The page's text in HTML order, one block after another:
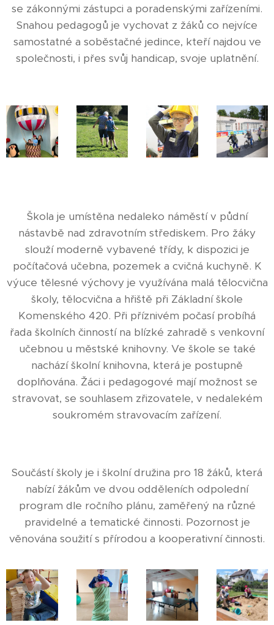
se zákonnými zástupci a poradenskými zařízeními.
Snahou pedagogů je vychovat z žáků co nejvíce
samostatné a soběstačné jedince, kteří najdou ve
společnosti, i přes svůj handicap, svoje uplatnění.
Škola je umístěna nedaleko náměstí v půdní
nástavbě nad zdravotním střediskem. Pro žáky
slouží moderně vybavené třídy, k dispozici je
počítačová učebna, pozemek a cvičná kuchyně. K
výuce tělesné výchovy je využívána malá tělocvična
školy, tělocvična a hřiště při Základní škole
Komenského 420. Při příznivém počasí probíhá
řada školních činností na blízké zahradě s venkovní
učebnou u městské knihovny. Ve škole se také
nachází školní knihovna, která je postupně
doplňována. Žáci i pedagogové mají možnost se
stravovat, se souhlasem zřizovatele, v nedalekém
soukromém stravovacím zařízení.
Součástí školy je i školní družina pro 18 žáků, která
nabízí žákům ve dvou odděleních odpolední
program dle ročního plánu, zaměřený na různé
pravidelné a tematické činnosti. Pozornost je
věnována soužití s přírodou a kooperativní činnosti.